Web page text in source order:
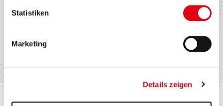
Statistiken
Marketing
Details zeigen
Sonnenschirme